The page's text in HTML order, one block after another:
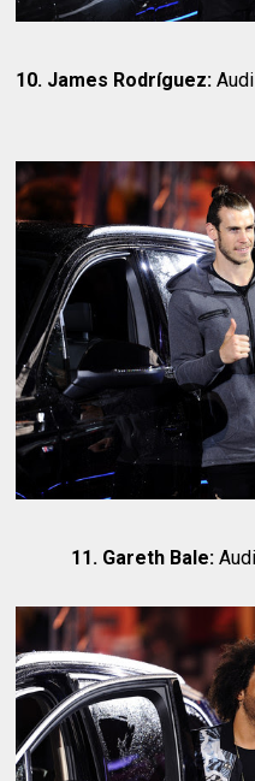
10. James Rodríguez:
11. Gareth Bale: